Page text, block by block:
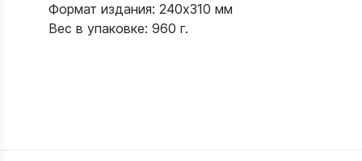
Формат издания: 240x310 мм
Вес в упаковке: 960 г.